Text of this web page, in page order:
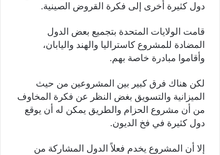
دول كثيرة أخرى إلى فكرة القروض الصينية.
قامت الولايات المتحدة بتجميع بعض الدول
المضادة للمشروع كاستراليا والهند واليابان،
وأقاموا مبادرة خاصة بهم.
لكن هناك فرق كبير بين المشروعين من حيث
الميزانية والتسويق بغض النظر عن فكرة المخاوف
من أن مشروع الحزام والطريق يمكن له أن يوقع
دول كثيرة في فخ الديون.
إلا أن المشروع يخدم فعلاً الدول المشاركة من